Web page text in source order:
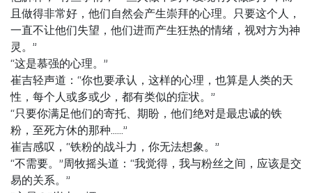
且做得非常好，他们自然会产生崇拜的心理。只要这个人，
一直不让他们失望，他们进而产生狂热的情绪，视对方为神
灵。”
“这是慕强的心理。”
崔吉轻声道：“你也要承认，这样的心理，也算是人类的天
性，每个人或多或少，都有类似的症状。”
“只要你满足他们的寄托、期盼，他们绝对是最忠诚的铁
粉，至死方休的那种……”
崔吉感叹，“铁粉的战斗力，你无法想象。”
“不需要。”周牧摇头道：“我觉得，我与粉丝之间，应该是交
易的关系。”